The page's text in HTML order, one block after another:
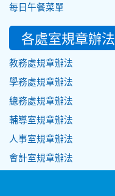
每日午餐菜單
各處室規章辦法
教務處規章辦法
學務處規章辦法
總務處規章辦法
輔導室規章辦法
人事室規章辦法
會計室規章辦法